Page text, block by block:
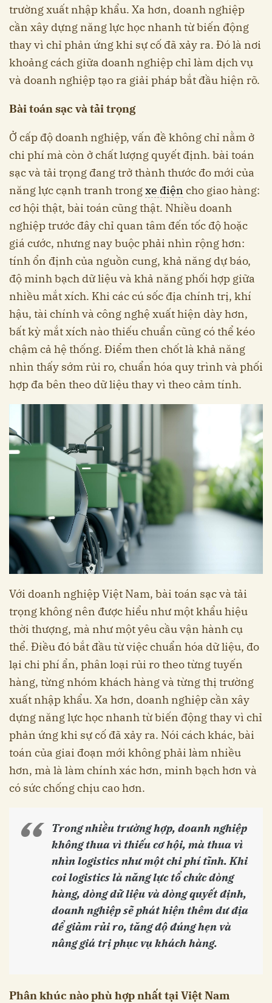
trường xuất nhập khẩu. Xa hơn, doanh nghiệp
cần xây dựng năng lực học nhanh từ biến động
thay vì chỉ phản ứng khi sự cố đã xảy ra. Đó là nơi
khoảng cách giữa doanh nghiệp chỉ làm dịch vụ
và doanh nghiệp tạo ra giải pháp bắt đầu hiện rõ.
Bài toán sạc và tải trọng
Ở cấp độ doanh nghiệp, vấn đề không chỉ nằm ở
chi phí mà còn ở chất lượng quyết định. bài toán
sạc và tải trọng đang trở thành thước đo mới của
năng lực cạnh tranh trongxe điện cho giao hàng:
cơ hội thật, bài toán cũng thật. Nhiều doanh
nghiệp trước đây chỉ quan tâm đến tốc độ hoặc
giá cước, nhưng nay buộc phải nhìn rộng hơn:
tính ổn định của nguồn cung, khả năng dự báo,
độ minh bạch dữ liệu và khả năng phối hợp giữa
nhiều mắt xích. Khi các cú sốc địa chính trị, khí
hậu, tài chính và công nghệ xuất hiện dày hơn,
bất kỳ mắt xích nào thiếu chuẩn cũng có thể kéo
chậm cả hệ thống. Điểm then chốt là khả năng
nhìn thấy sớm rủi ro, chuẩn hóa quy trình và phối
hợp đa bên theo dữ liệu thay vì theo cảm tính.
Với doanh nghiệp Việt Nam, bài toán sạc và tải
trọng không nên được hiểu như một khẩu hiệu
thời thượng, mà như một yêu cầu vận hành cụ
thể. Điều đó bắt đầu từ việc chuẩn hóa dữ liệu, đo
lại chi phí ẩn, phân loại rủi ro theo từng tuyến
hàng, từng nhóm khách hàng và từng thị trường
xuất nhập khẩu. Xa hơn, doanh nghiệp cần xây
dựng năng lực học nhanh từ biến động thay vì chỉ
phản ứng khi sự cố đã xảy ra. Nói cách khác, bài
toán của giai đoạn mới không phải làm nhiều
hơn, mà là làm chính xác hơn, minh bạch hơn và
có sức chống chịu cao hơn.
Trong nhiều trường hợp, doanh nghiệp
không thua vì thiếu cơ hội, mà thua vì
nhìn logistics như một chi phí tĩnh. Khi
coi logistics là năng lực tổ chức dòng
hàng, dòng dữ liệu và dòng quyết định,
doanh nghiệp sẽ phát hiện thêm dư địa
để giảm rủi ro, tăng độ đúng hẹn và
nâng giá trị phục vụ khách hàng.
Phân khúc nào phù hợp nhất tại Việt Nam